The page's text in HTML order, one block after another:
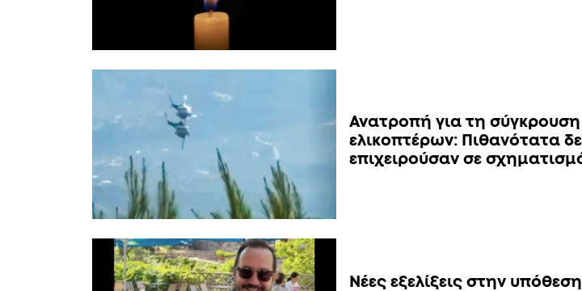
Ανατροπή για τη σύγκρουση
ελικοπτέρων: Πιθανότατα
επιχειρούσαν σε
Νέες εξελίξεις στην υπόθεση